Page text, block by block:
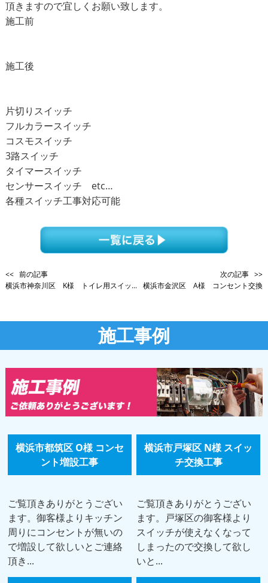
頂きますので宜しくお願い致します。
施工前
施工後
片切りスイッチ
フルカラースイッチ
コスモスイッチ
3路スイッチ
タイマースイッチ
センサースイッチ etc…
各種スイッチ工事対応可能
<< 前の記事
横浜市神奈川区 K様 トイレ用スイッ...
次の記事 >>
横浜市金沢区 A様 コンセント交換
施工事例
横浜市都筑区 O様 コンセ
ント増設工事
ご覧頂きありがとうござい
ます。御客様よりキッチン
周りにコンセントが無いの
で増設して欲しいとご連絡
頂き...
横浜市戸塚区 N様 スイッ
チ交換工事
ご覧頂きありがとうござい
ます。戸塚区の御客様より
スイッチが使えなくなって
しまったので交換して欲し
いと...